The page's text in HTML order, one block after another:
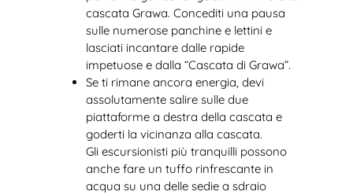
cascata Grawa. Concediti una pausa
sulle numerose panchine e lettini e
lasciati incantare dalle rapide
impetuose e dalla “Cascata di Grawa”.
Se ti rimane ancora energia, devi
assolutamente salire sulle due
piattaforme a destra della cascata e
goderti la vicinanza alla cascata.
Gli escursionisti più tranquilli possono
anche fare un tuffo rinfrescante in
acqua su una delle sedie a sdraio